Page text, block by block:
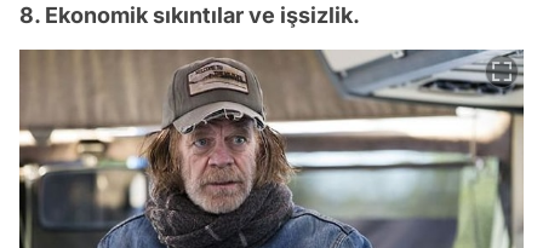
8. Ekonomik sıkıntılar ve işsizlik.